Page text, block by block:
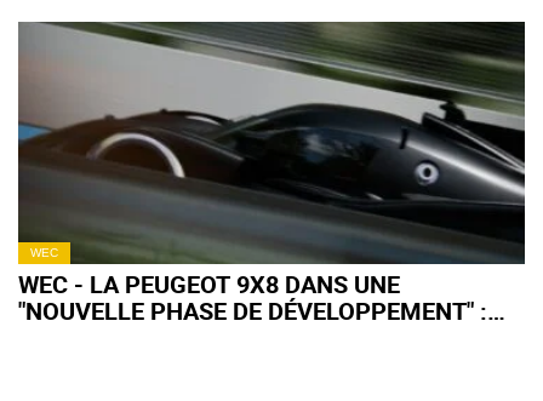
WEC
WEC - LA PEUGEOT 9X8 DANS UNE
"NOUVELLE PHASE DE DÉVELOPPEMENT" :